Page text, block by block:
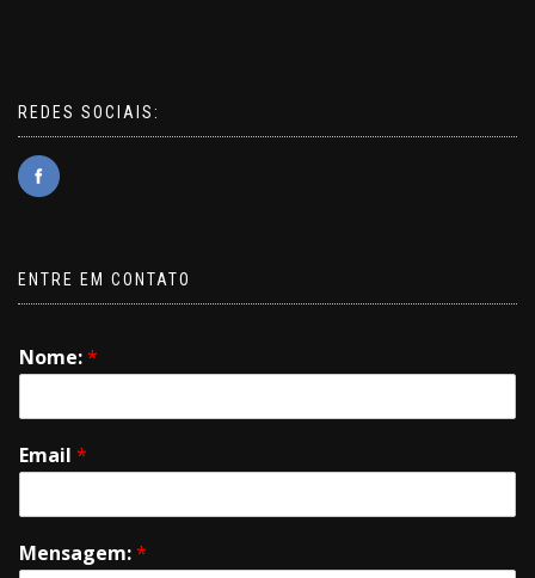
REDES SOCIAIS:
ENTRE EM CONTATO
Nome:*
Email *
Mensagem:*